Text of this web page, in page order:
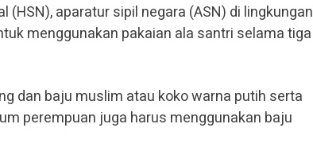
(HSN), aparatur sipil negara (ASN) di lingkungan
menggunakan pakaian ala santri selama tiga
dan baju muslim atau koko warna putih serta
perempuan juga harus menggunakan baju